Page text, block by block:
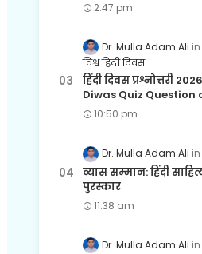
2:47 pm
Dr. Mulla Adam Ali
विश्व हिंदी दिवस
हिंदी दिवस प्रश्नोत्तरी
Diwas Quiz Question
10:50 pm
Dr. Mulla Adam Ali
व्यास सम्मान: हिंदी
पुरस्कार
11:38 am
Dr. Mulla Adam Ali